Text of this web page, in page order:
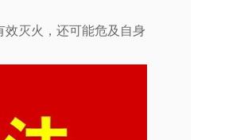
灭火，还可能危及自身